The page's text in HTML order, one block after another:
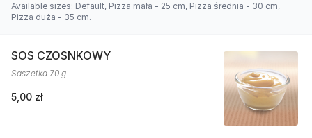
Available sizes: Default, Pizza mała - 25 cm, Pizza średnia - 30 cm,
Pizza duża - 35 cm.
SOS CZOSNKOWY
Saszetka 70 g
5,00 zł